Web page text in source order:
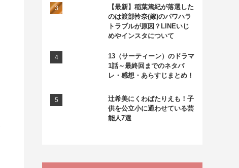
【最新】稲葉篤紀が落選した
のは渡部怜奈(嫁)のパワハラ
トラブルが原因？LINEいじ
めやインスタについて
13（サーティーン）のドラマ
1話～最終回までのネタバ
レ・感想・あらすじまとめ！
辻希美にくわばたりえも！子
供を公立小に通わせている芸
能人7選